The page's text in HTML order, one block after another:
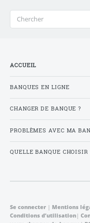
Changer de
Transcash
compte
retirer et
l’argent !
Transcash lance deux
payer, retirer et
Publié lejeudi 18
Transcash :
ACCUEIL
BANQUES EN LIGNE
CHANGER DE BANQUE ?
PROBLÈMES AVEC MA
QUELLE BANQUE CHOISIR
Se connecter | Mentions
Conditions d’utilisation|